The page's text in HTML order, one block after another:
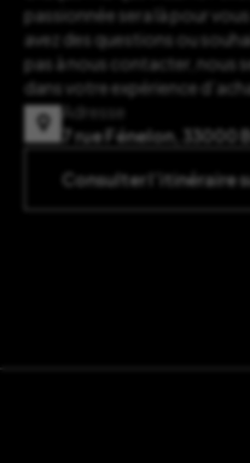
passionnée sera là pour
avez des questions ou
pas à nous contacter, nous
dans votre expérience
Adresse
7 rue Fénelon, 33000
Consulter l’itinéraire